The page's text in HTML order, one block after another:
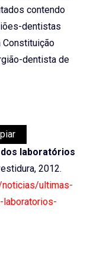
contendo
dentistas
Constituição
dentista de
laboratórios
2012.
noticias/ultimas-